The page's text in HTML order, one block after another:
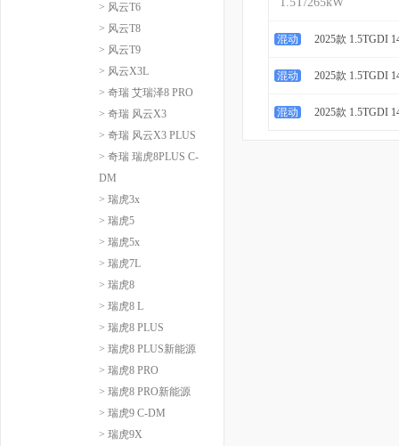
> 风云T6
> 风云T8
> 风云T9
> 风云X3L
> 奇瑞 艾瑞泽8 PRO
> 奇瑞 风云X3
> 奇瑞 风云X3 PLUS
> 奇瑞 瑞虎8PLUS C-
DM
> 瑞虎3x
> 瑞虎5
> 瑞虎5x
> 瑞虎7L
> 瑞虎8
> 瑞虎8 L
> 瑞虎8 PLUS
> 瑞虎8 PLUS新能源
> 瑞虎8 PRO
> 瑞虎8 PRO新能源
> 瑞虎9 C-DM
> 瑞虎9X
混动 2025款 1.5TGDI
混动 2025款 1.5TGDI
混动 2025款 1.5TGDI